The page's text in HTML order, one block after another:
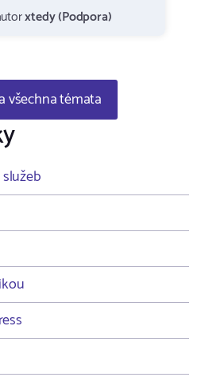
xtedy (Podpora)
všechna témata